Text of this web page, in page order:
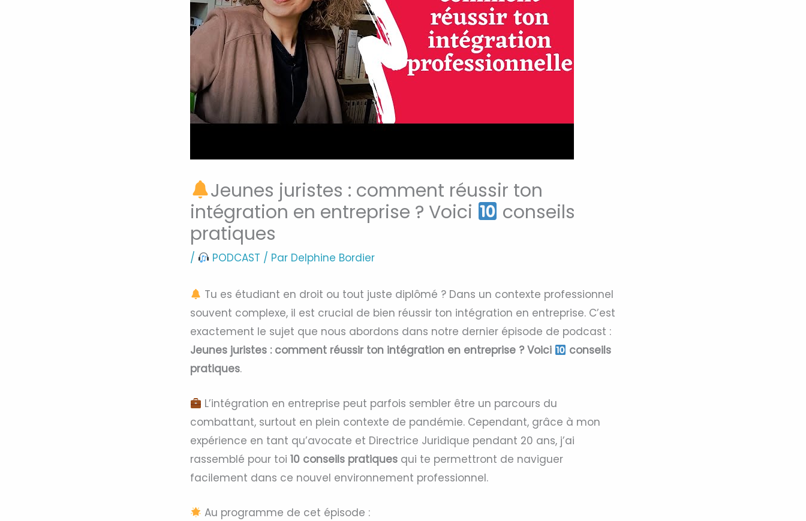
Jeunes juristes : comment réussir ton
intégration en entreprise ? Voici
conseils
pratiques
/ PODCAST / Par Delphine Bordier
Tu es étudiant en droit ou tout juste diplômé ? Dans un contexte professionnel
souvent complexe, il est crucial de bien réussir ton intégration en entreprise. C’est
exactement le sujet que nous abordons dans notre dernier épisode de podcast :
Jeunes juristes : comment réussir ton intégration en entreprise ? Voici
conseils
pratiques.
L’intégration en entreprise peut parfois sembler être un parcours du
combattant, surtout en plein contexte de pandémie. Cependant, grâce à mon
expérience en tant qu’avocate et Directrice Juridique pendant 20 ans, j’ai
rassemblé pour toi 10 conseils pratiques qui te permettront de naviguer
facilement dans ce nouvel environnement professionnel.
Au programme de cet épisode :